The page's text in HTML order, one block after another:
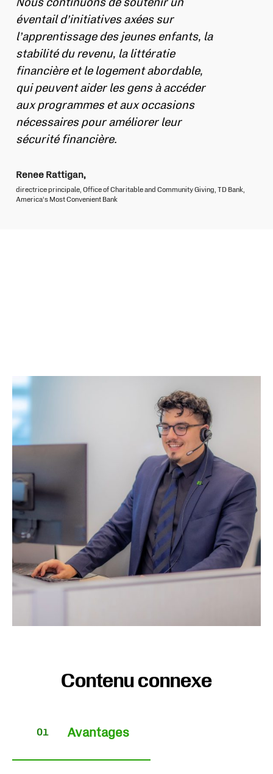
éventail d’initiatives axées sur
l’apprentissage des jeunes enfants, la
stabilité du revenu, la littératie
financière et le logement abordable,
qui peuvent aider les gens à accéder
aux programmes et aux occasions
nécessaires pour améliorer leur
sécurité financière.
Renee Rattigan,
directrice principale, Office of Charitable and Community Giving, TD Bank,
America’s Most Convenient Bank
Contenu connexe
01 Avantages